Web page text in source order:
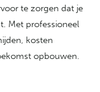
te zorgen dat je
Met professioneel
kosten
opbouwen.